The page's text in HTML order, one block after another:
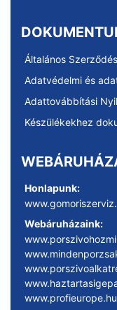
Általános
Adatvédelmi és
Adattovábbítási
Készülékekhez
Honlapunk:
Webáruházaink:
www.profieurope.hu